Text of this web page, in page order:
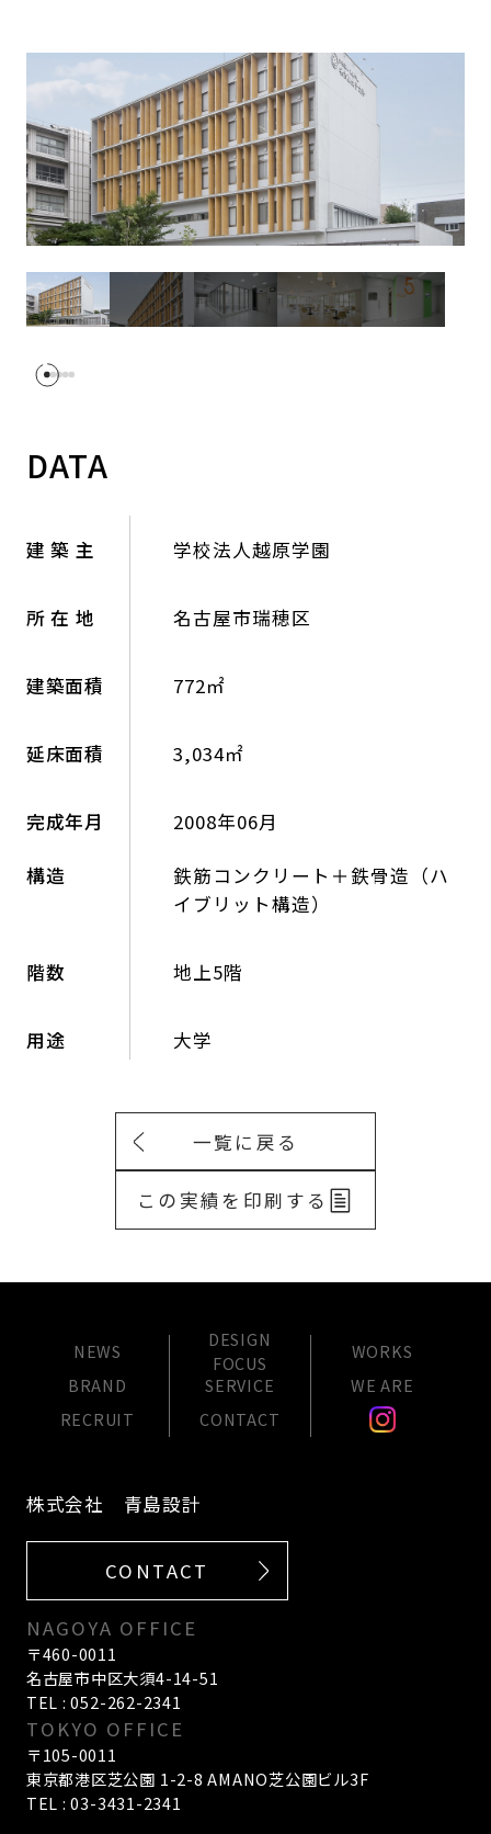
DATA
建 築 主 学校法人越原学園
所 在 地 名古屋市瑞穂区
建築面積 772㎡
延床面積 3,034㎡
完成年月 2008年06月
構造
鉄筋コンクリート＋鉄骨造（ハ
イブリット構造）
階数 地上5階
用途 大学
一覧に戻る
この実績を印刷する
NEWS
DESIGN
FOCUS
WORKS
BRAND
SERVICE
WE ARE
RECRUIT
CONTACT
株式会社 青島設計
CONTACT
NAGOYA OFFICE
〒460-0011
名古屋市中区大須4-14-51
TEL : 052-262-2341
TOKYO OFFICE
〒105-0011
東京都港区芝公園 1-2-8 AMANO芝公園ビル3F
TEL : 03-3431-2341